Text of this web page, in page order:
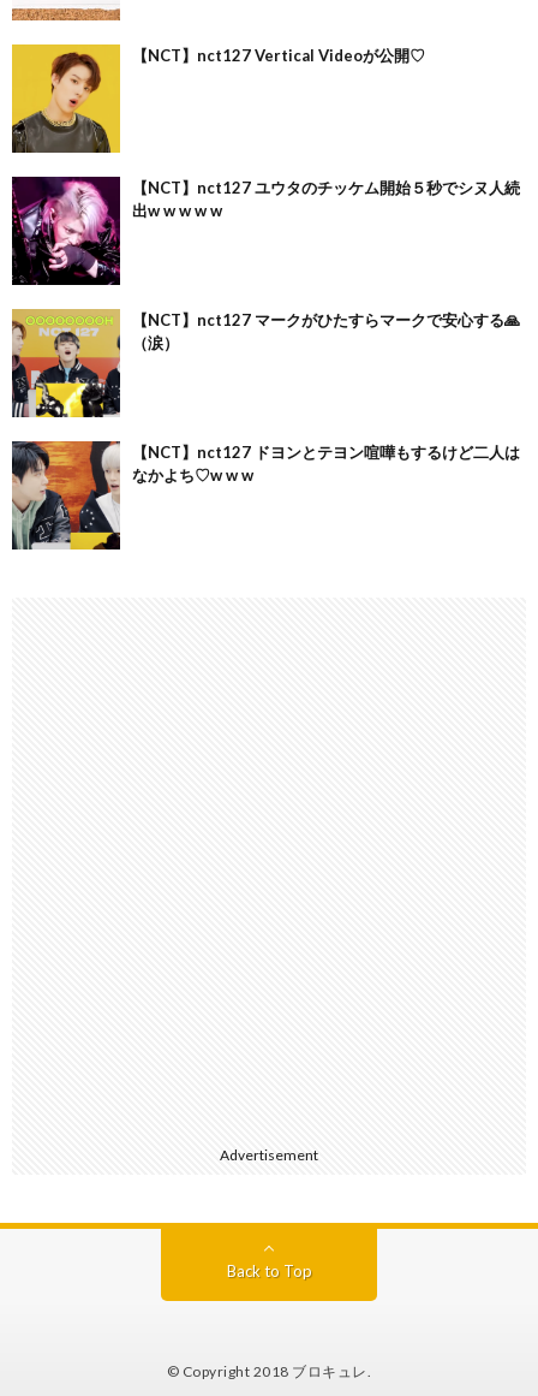
【NCT】nct127 Vertical Videoが公開♡
【NCT】nct127 ユウタのチッケム開始５秒でシヌ人続
出w w w w w
【NCT】nct127 マークがひたすらマークで安心する🙏
（涙）
【NCT】nct127 ドヨンとテヨン喧嘩もするけど二人は
なかよち♡w w w
Advertisement
Back to Top
© Copyright 2018 ブロキュレ